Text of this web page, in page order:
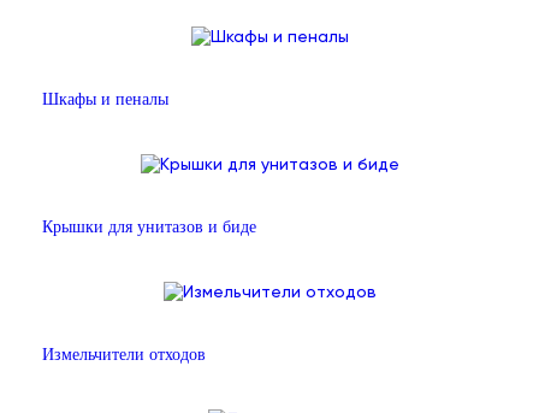
Шкафы и пеналы
Крышки для унитазов и биде
Измельчители отходов